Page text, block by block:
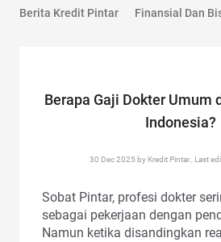
Berita Kredit Pintar Finansial Dan
Berapa Gaji Dokter Umum
Indonesia?
30 Dec 2025 by Kredit Pintar., Last
Sobat Pintar, profesi dokter
sebagai pekerjaan dengan
Namun ketika disandingkan